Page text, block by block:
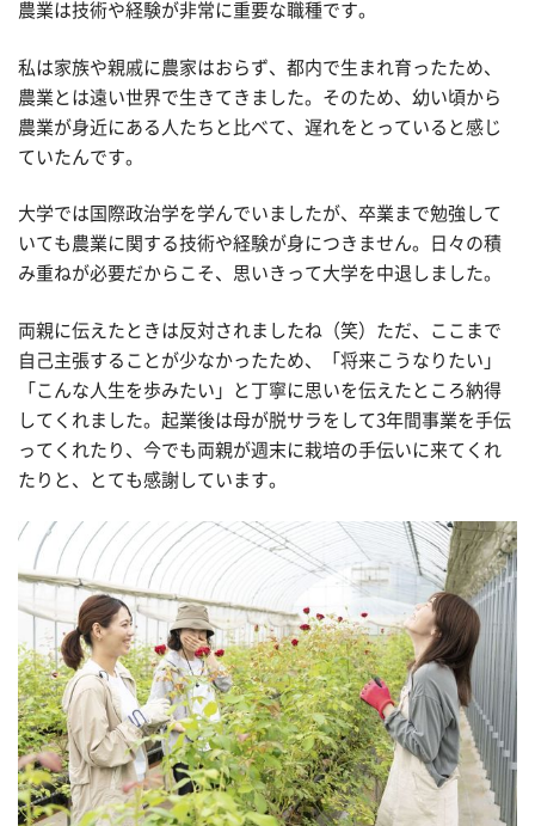
農業は技術や経験が非常に重要な職種です。
私は家族や親戚に農家はおらず、都内で生まれ育ったため、
農業とは遠い世界で生きてきました。そのため、幼い頃から
農業が身近にある人たちと比べて、遅れをとっていると感じ
ていたんです。
大学では国際政治学を学んでいましたが、卒業まで勉強して
いても農業に関する技術や経験が身につきません。日々の積
み重ねが必要だからこそ、思いきって大学を中退しました。
両親に伝えたときは反対されましたね（笑）ただ、ここまで
自己主張することが少なかったため、「将来こうなりたい」
「こんな人生を歩みたい」と丁寧に思いを伝えたところ納得
してくれました。起業後は母が脱サラをして3年間事業を手伝
ってくれたり、今でも両親が週末に栽培の手伝いに来てくれ
たりと、とても感謝しています。